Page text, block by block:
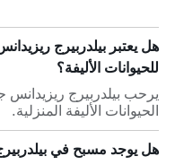
هل يعتبر بيلدربيرج
للحيوانات الأليفة؟
يرحب بيلدربيرج ريزيدانس
الحيوانات الأليفة المنزلية.
هل يوجد مسبح في